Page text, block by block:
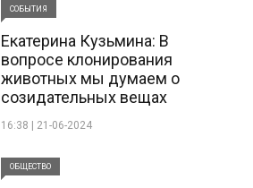
СОБЫТИЯ
Екатерина Кузьмина: В
вопросе клонирования
животных мы думаем о
созидательных вещах
16:38 | 21-06-2024
ОБЩЕСТВО